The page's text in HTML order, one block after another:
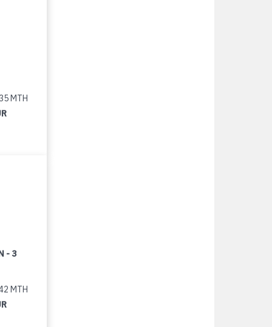
MTH
- 3
MTH